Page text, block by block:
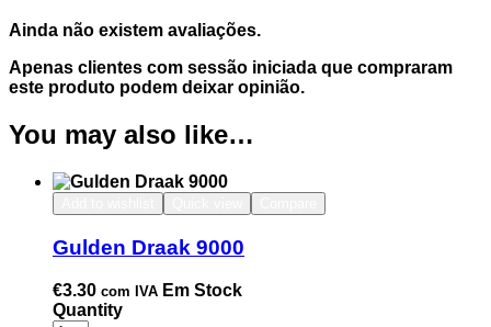
Ainda não existem avaliações.
Apenas clientes com sessão iniciada que compraram
este produto podem deixar opinião.
You may also like…
Gulden Draak 9000
€3.30 com IVA Em Stock
Quantity